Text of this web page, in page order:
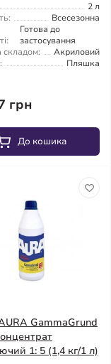
2 л
Всесезонна
Готова до
застосування
складом:
Акриловий
Пляшка
грн
До кошика
GammaGrund
1: 5 (1,4 кг/1 л)